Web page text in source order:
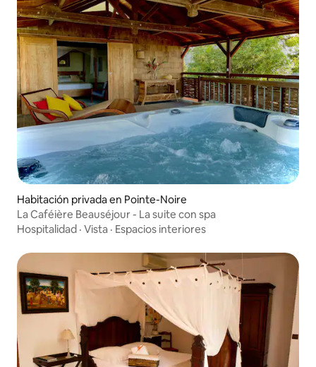
Habitación privada en Pointe-Noire
La Caféière Beauséjour - La suite con spa
Hospitalidad · Vista · Espacios interiores